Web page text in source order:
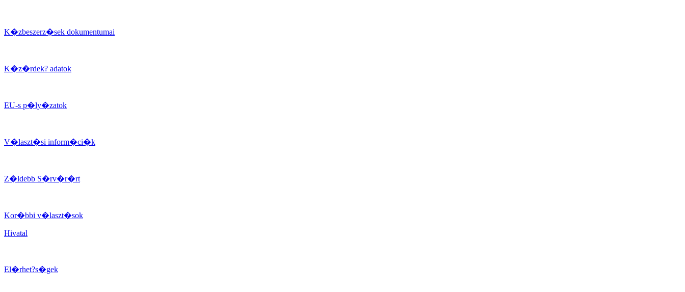
K�zbeszerz�sek dokumentumai
K�z�rdek? adatok
EU-s p�ly�zatok
V�laszt�si inform�ci�k
Z�ldebb S�rv�r�rt
Kor�bbi v�laszt�sok
Hivatal
El�rhet?s�gek